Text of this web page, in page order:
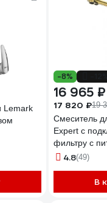
Lemark
-8%
16 965 ₽
17 820 ₽19
Смеситель
Expert с
фильтру с
LM5061G
4.8(49)
В